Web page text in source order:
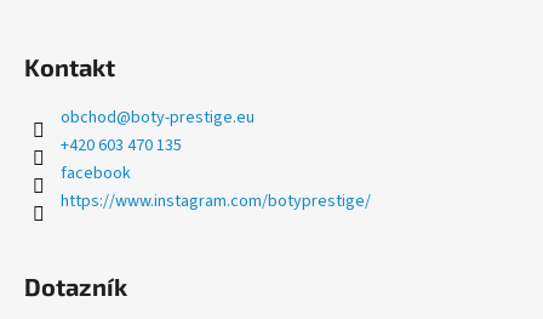
Kontakt
obchod@boty-prestige.eu
+420 603 470 135
facebook
https://www.instagram.com/botyprestige/
Dotazník